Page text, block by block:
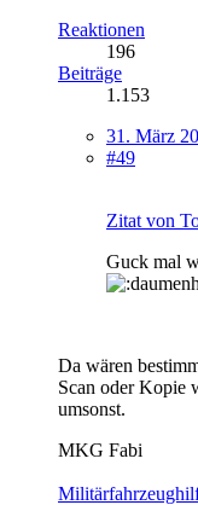
Reaktionen
196
Beiträge
1.153
31. März
#49
Zitat von
Guck mal
Da wären
Scan oder Kopie
umsonst.
MKG Fabi